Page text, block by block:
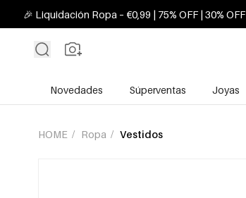
🎉 Liquidación Ropa – €0,99 | 75% OFF | 30% OFF
Novedades Súperventas Joyas
HOME / Ropa / Vestidos